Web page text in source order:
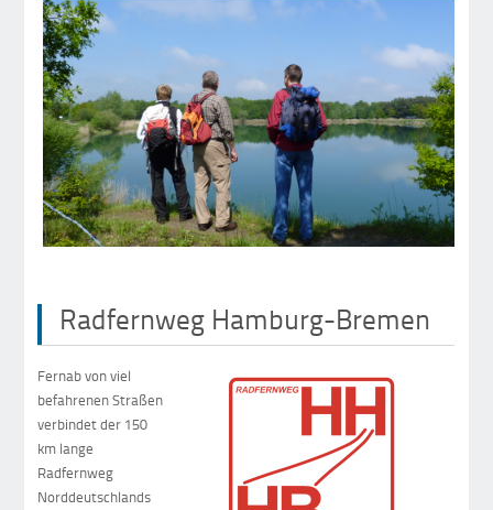
Radfernweg Hamburg-Bremen
Fernab von viel
befahrenen Straßen
verbindet der 150
km lange
Radfernweg
Norddeutschlands